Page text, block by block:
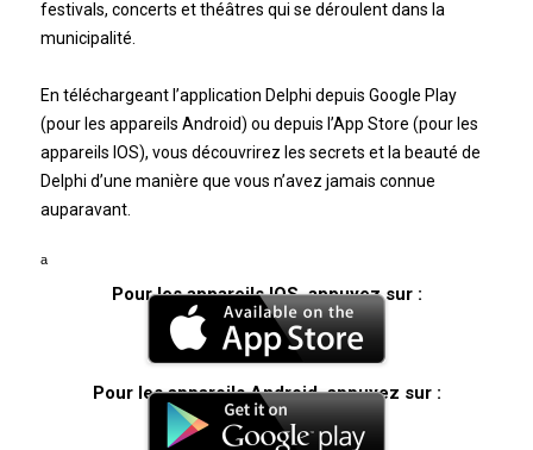
festivals, concerts et théâtres qui se déroulent dans la
municipalité.
En téléchargeant l’application Delphi depuis Google Play
(pour les appareils Android) ou depuis l’App Store (pour les
appareils IOS), vous découvrirez les secrets et la beauté de
Delphi d’une manière que vous n’avez jamais connue
auparavant.
a
Pour les appareils IOS, appuyez sur :
Pour les appareils Android, appuyez sur :